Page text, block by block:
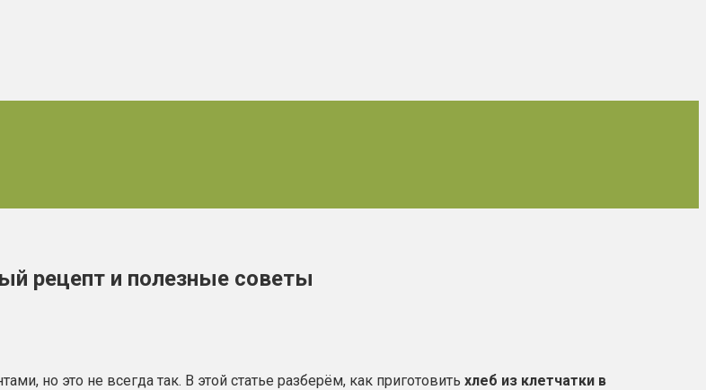
рецепт и полезные советы
но это не всегда так. В этой статье разберём, как приготовить хлеб из клетчатки в